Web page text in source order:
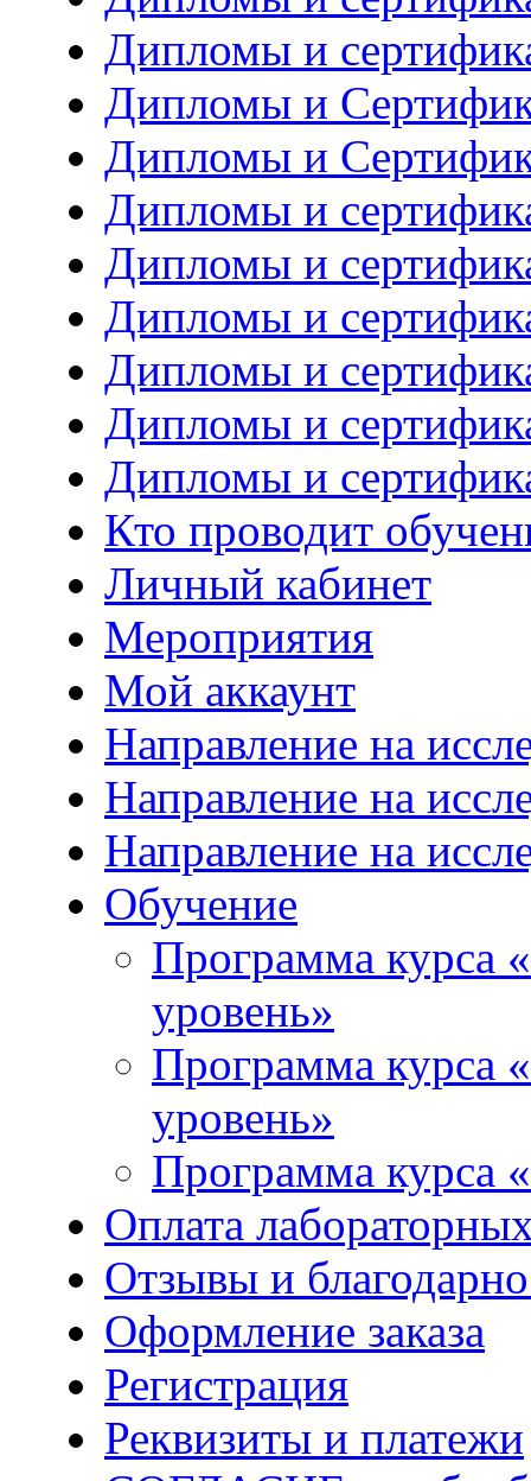
Дипломы и
Дипломы и
Дипломы и
Дипломы и
Дипломы и
Дипломы и
Дипломы и
Дипломы и
Дипломы и
Кто проводит
Личный кабинет
Мероприятия
Мой аккаунт
Направление на
Направление на
Направление на
Обучение
Программа курса
уровень»
Программа курса
уровень»
Программа курса
Оплата
Отзывы и
Оформление заказа
Регистрация
Реквизиты и платежи